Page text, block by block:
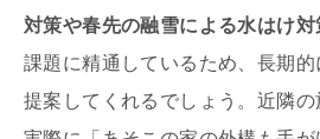
対策や春先の融雪による水はけ対
課題に精通しているため、長期
提案してくれるでしょう。近隣の